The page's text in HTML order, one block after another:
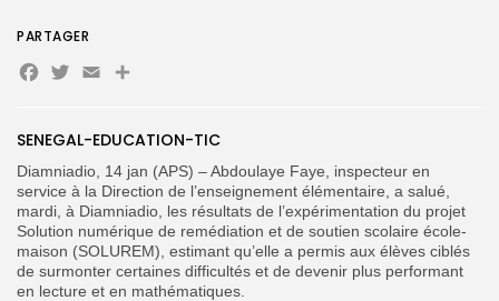
Search
for:
FR
SENEGAL-EDUCATION-TIC
Diamniadio, 14 jan (APS) – Abdoulaye Faye, inspecteur en
service à la Direction de l’enseignement élémentaire, a salué,
mardi, à Diamniadio, les résultats de l’expérimentation du projet
Solution numérique de remédiation et de soutien scolaire école-
maison (SOLUREM), estimant qu’elle a permis aux élèves ciblés
de surmonter certaines difficultés et de devenir plus performant
en lecture et en mathématiques.
PARTAGER
Facebook
Twitter
EmailPartager